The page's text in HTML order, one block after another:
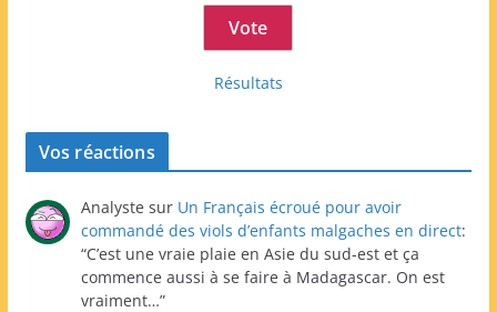
Résultats
Vos réactions
Analyste sur Un Français écroué pour avoir
commandé des viols d’enfants malgaches en direct:
“C’est une vraie plaie en Asie du sud-est et ça
commence aussi à se faire à Madagascar. On est
vraiment…”